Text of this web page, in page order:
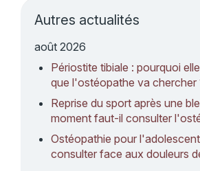
Autres actualités
août 2026
Périostite tibiale : pourquoi
que l'ostéopathe va chercher
Reprise du sport après une
moment faut-il consulter
Ostéopathie pour
consulter face aux douleurs